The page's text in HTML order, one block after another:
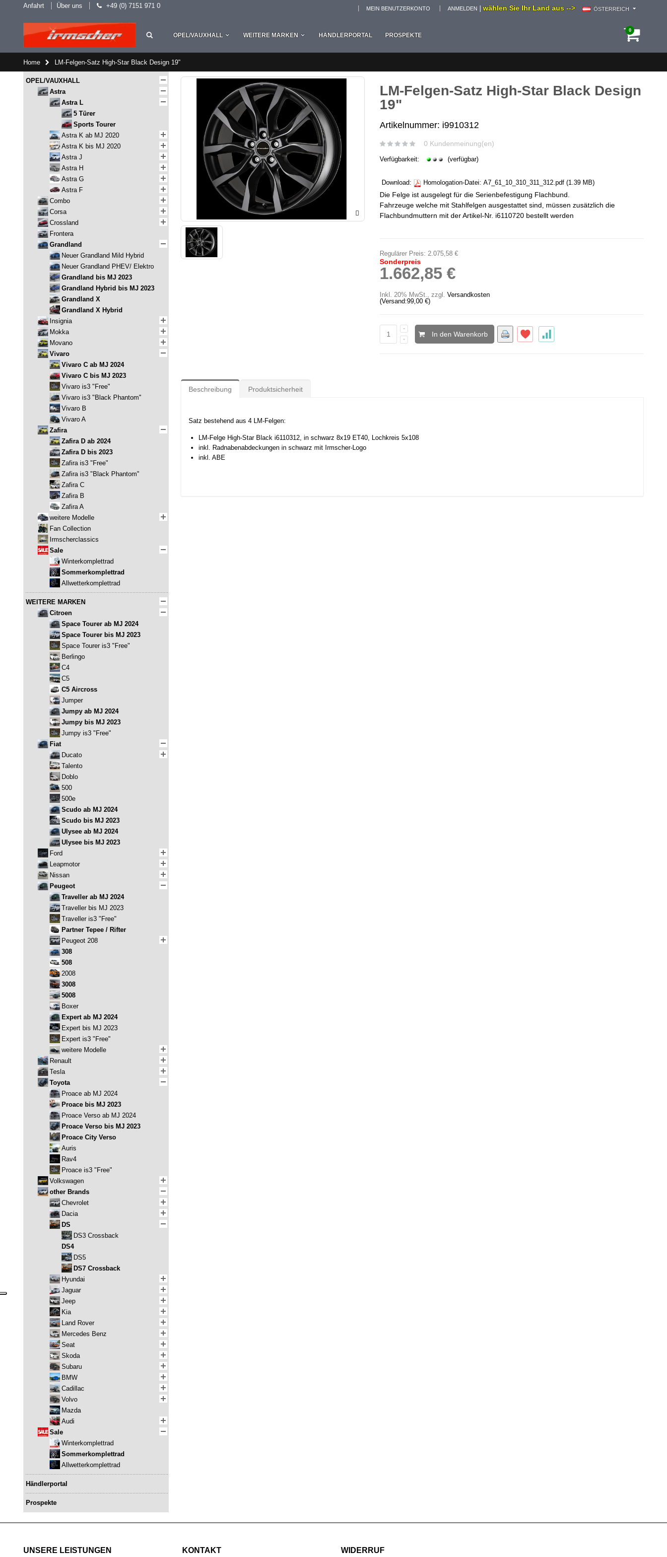
Anfahrt Über uns +49 (0) 7151 971 0 |wählen Sie Ihr Land aus --> ÖSTERREICH
MEIN BENUTZERKONTO ANMELDEN
0
OPEL/VAUXHALL WEITERE MARKEN HÄNDLERPORTAL PROSPEKTE
Home LM-Felgen-Satz High-Star Black Design 19"
LM-Felgen-Satz High-Star Black Design
19"
Artikelnummer: i9910312
0 Kundenmeinung(en)
Verfügbarkeit: (verfügbar)
Download: Homologation-Datei:A7_61_10_310_311_312.pdf (1.39 MB)
Die Felge ist ausgelegt für die Serienbefestigung Flachbund.
Fahrzeuge welche mit Stahlfelgen ausgestattet sind, müssen zusätzlich die
Flachbundmuttern mit der Artikel-Nr. i6110720 bestellt werden
Regulärer Preis: 2.075,58 €
Sonderpreis
1.662,85 €
Inkl. 20% MwSt.,zzgl.Versandkosten
(Versand:99,00 €)
In den Warenkorb
Beschreibung Produktsicherheit
Satz bestehend aus 4 LM-Felgen:
LM-Felge High-Star Black i6110312, in schwarz 8x19 ET40, Lochkreis 5x108
inkl. Radnabenabdeckungen in schwarz mit Irmscher-Logo
inkl. ABE
OPEL/VAUXHALL
Astra
Astra L
5 Türer
Sports Tourer
Astra K ab MJ 2020
Astra K bis MJ 2020
Astra J
Astra H
Astra G
Astra F
Combo
Corsa
Crossland
Frontera
Grandland
Neuer Grandland Mild Hybrid
Neuer Grandland PHEV/ Elektro
Grandland bis MJ 2023
Grandland Hybrid bis MJ 2023
Grandland X
Grandland X Hybrid
Insignia
Mokka
Movano
Vivaro
Vivaro C ab MJ 2024
Vivaro C bis MJ 2023
Vivaro is3 "Free"
Vivaro is3 "Black Phantom"
Vivaro B
Vivaro A
Zafira
Zafira D ab 2024
Zafira D bis 2023
Zafira is3 "Free"
Zafira is3 "Black Phantom"
Zafira C
Zafira B
Zafira A
weitere Modelle
Fan Collection
Irmscherclassics
Sale
Winterkomplettrad
Sommerkomplettrad
Allwetterkomplettrad
WEITERE MARKEN
Citroen
Space Tourer ab MJ 2024
Space Tourer bis MJ 2023
Space Tourer is3 "Free"
Berlingo
C4
C5
C5 Aircross
Jumper
Jumpy ab MJ 2024
Jumpy bis MJ 2023
Jumpy is3 "Free"
Fiat
Ducato
Talento
Doblo
500
500e
Scudo ab MJ 2024
Scudo bis MJ 2023
Ulysee ab MJ 2024
Ulysee bis MJ 2023
Ford
Leapmotor
Nissan
Peugeot
Traveller ab MJ 2024
Traveller bis MJ 2023
Traveller is3 "Free"
Partner Tepee / Rifter
Peugeot 208
308
508
2008
3008
5008
Boxer
Expert ab MJ 2024
Expert bis MJ 2023
Expert is3 "Free"
weitere Modelle
Renault
Tesla
Toyota
Proace ab MJ 2024
Proace bis MJ 2023
Proace Verso ab MJ 2024
Proace Verso bis MJ 2023
Proace City Verso
Auris
Rav4
Proace is3 "Free"
Volkswagen
other Brands
Chevrolet
Dacia
DS
DS3 Crossback
DS4
DS5
DS7 Crossback
Hyundai
Jaguar
Jeep
Kia
Land Rover
Mercedes Benz
Seat
Skoda
Subaru
BMW
Cadillac
Volvo
Mazda
Audi
Sale
Winterkomplettrad
Sommerkomplettrad
Allwetterkomplettrad
Händlerportal
Prospekte
UNSERE LEISTUNGEN KONTAKT WIDERRUF